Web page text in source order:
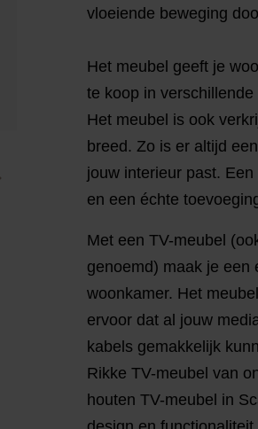
vloeiende beweging
Het meubel geeft je
te koop in
Het meubel is ook
breed. Zo is er altijd
jouw interieur past.
en een échte
Met een TV-meubel
genoemd) maak je een
woonkamer. Het
ervoor dat al jouw
kabels gemakkelijk
Rikke TV-meubel van
houten TV-meubel in